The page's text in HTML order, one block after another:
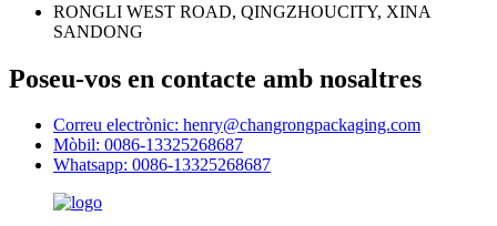
RONGLI WEST ROAD, QINGZHOUCITY, XINA
SANDONG
Poseu-vos en contacte amb nosaltres
Correu electrònic: henry@changrongpackaging.com
Mòbil: 0086-13325268687
Whatsapp: 0086-13325268687